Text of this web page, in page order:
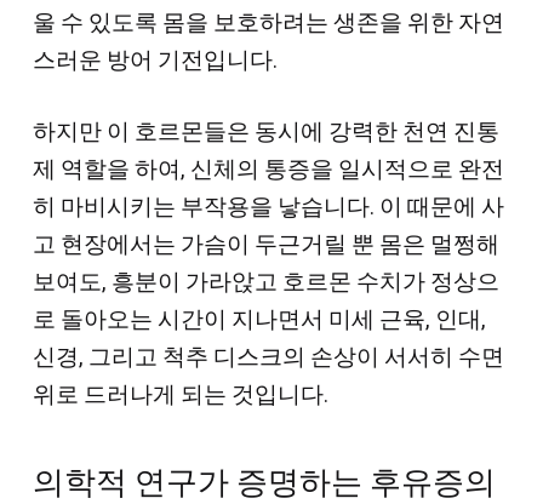
울 수 있도록 몸을 보호하려는 생존을 위한 자연
스러운 방어 기전입니다.
하지만 이 호르몬들은 동시에 강력한 천연 진통
제 역할을 하여, 신체의 통증을 일시적으로 완전
히 마비시키는 부작용을 낳습니다. 이 때문에 사
고 현장에서는 가슴이 두근거릴 뿐 몸은 멀쩡해
보여도, 흥분이 가라앉고 호르몬 수치가 정상으
로 돌아오는 시간이 지나면서 미세 근육, 인대,
신경, 그리고 척추 디스크의 손상이 서서히 수면
위로 드러나게 되는 것입니다.
의학적 연구가 증명하는 후유증의